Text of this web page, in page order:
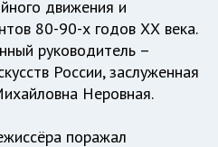
движения и
80-90-х годов ХХ века.
руководитель –
России, заслуженная
Неровная.
поражал